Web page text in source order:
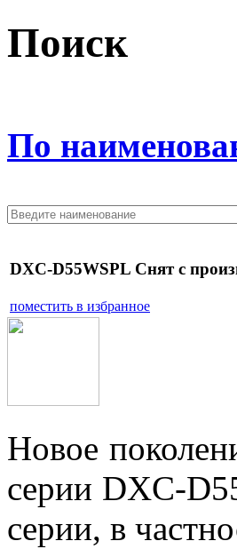
Поиск
По
DXC-D55WSPL Снят с
поместить в избранное
Новое
серии DXC-
серии, в